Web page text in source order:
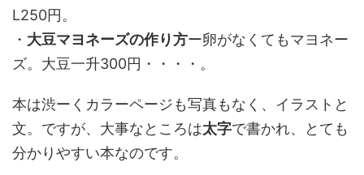
Ⅼ250円。
・ 大豆マヨネーズの作り方ー卵がなくてもマヨネー
ズ。大豆一升300円・・・・。
本は渋ーくカラーページも写真もなく、イラストと
文。ですが、大事なところは太字で書かれ、とても
分かりやすい本なのです。